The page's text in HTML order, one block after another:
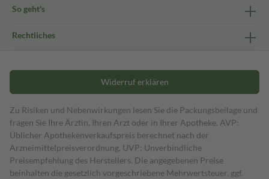
So geht's
Rechtliches
Widerruf erklären
Zu Risiken und Nebenwirkungen lesen Sie die Packungsbeilage und
fragen Sie Ihre Ärztin, Ihren Arzt oder in Ihrer Apotheke. AVP:
Üblicher Apothekenverkaufspreis berechnet nach der
Arzneimittelpreisverordnung. UVP: Unverbindliche
Preisempfehlung des Herstellers. Die angegebenen Preise
beinhalten die gesetzlich vorgeschriebene Mehrwertsteuer, ggf.